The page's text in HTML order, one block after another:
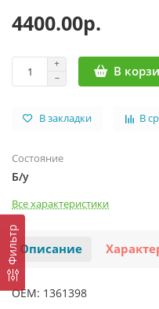
Фильтр
4400.00р.
В
В закладки В
Состояние
Б/у
Все характеристики
Описание
OEM: 1361398